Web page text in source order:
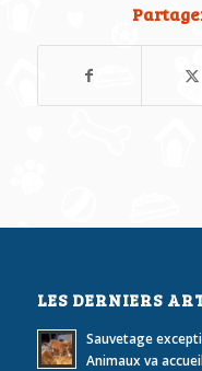
LES DERNIERS
Sauvetage
Animaux va